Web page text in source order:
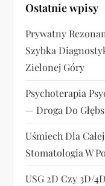
w
p
i
s
u
Ostatnie wpisy
Prywatny
Szybka
Zielonej Góry
Psychoterapia
— Droga Do
Uśmiech Dla
Stomatologia W
USG 2D Czy 3D/